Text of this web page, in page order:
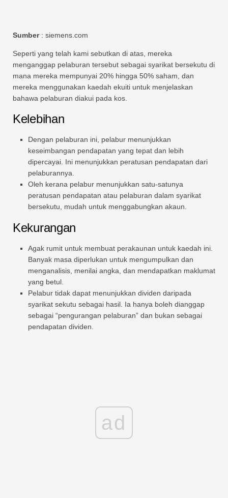
Sumber: siemens.com
Seperti yang telah kami sebutkan di atas, mereka
menganggap pelaburan tersebut sebagai syarikat bersekutu di
mana mereka mempunyai 20% hingga 50% saham, dan
mereka menggunakan kaedah ekuiti untuk menjelaskan
bahawa pelaburan diakui pada kos.
Kelebihan
Dengan pelaburan ini, pelabur menunjukkan
keseimbangan pendapatan yang tepat dan lebih
dipercayai. Ini menunjukkan peratusan pendapatan dari
pelaburannya.
Oleh kerana pelabur menunjukkan satu-satunya
peratusan pendapatan atau pelaburan dalam syarikat
bersekutu, mudah untuk menggabungkan akaun.
Kekurangan
Agak rumit untuk membuat perakaunan untuk kaedah ini.
Banyak masa diperlukan untuk mengumpulkan dan
menganalisis, menilai angka, dan mendapatkan maklumat
yang betul.
Pelabur tidak dapat menunjukkan dividen daripada
syarikat sekutu sebagai hasil. Ia hanya boleh dianggap
sebagai “pengurangan pelaburan” dan bukan sebagai
pendapatan dividen.
ad